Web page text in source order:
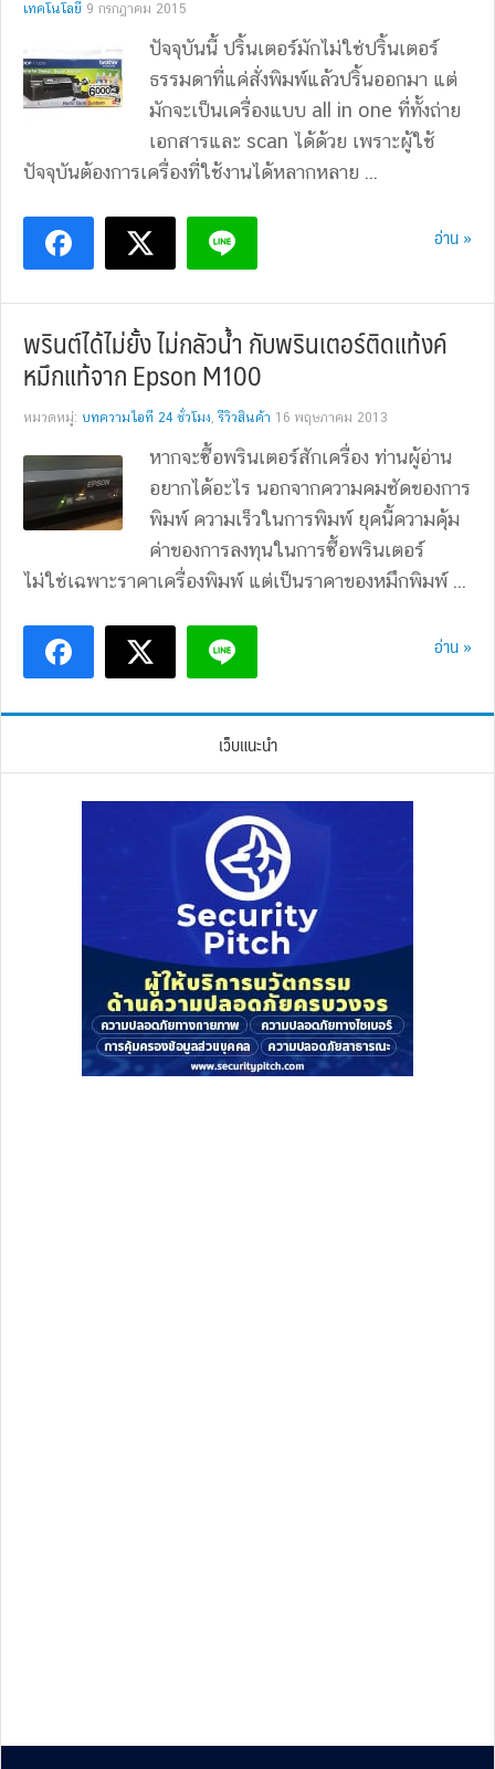
เทคโนโลยี 9 กรกฎาคม 2015
ปัจจุบันนี้ ปริ้นเตอร์มักไม่ใช่ปริ้นเตอร์
ธรรมดาที่แค่สั่งพิมพ์แล้วปริ้นออกมา แต่
มักจะเป็นเครื่องแบบ all in one ที่ทั้งถ่าย
เอกสารและ scan ได้ด้วย เพราะผู้ใช้
ปัจจุบันต้องการเครื่องที่ใช้งานได้หลากหลาย ...
อ่าน »
พรินต์ได้ไม่ยั้ง ไม่กลัวน้ำ กับพรินเตอร์ติดแท้งค์
หมึกแท้จาก Epson M100
หมวดหมู่: บทความไอที 24 ชั่วโมง,รีวิวสินค้า 16 พฤษภาคม 2013
หากจะซื้อพรินเตอร์สักเครื่อง ท่านผู้อ่าน
อยากได้อะไร นอกจากความคมชัดของการ
พิมพ์ ความเร็วในการพิมพ์ ยุคนี้ความคุ้ม
ค่าของการลงทุนในการซื้อพรินเตอร์
ไม่ใช่เฉพาะราคาเครื่องพิมพ์ แต่เป็นราคาของหมึกพิมพ์ ...
อ่าน »
เว็บแนะนำ